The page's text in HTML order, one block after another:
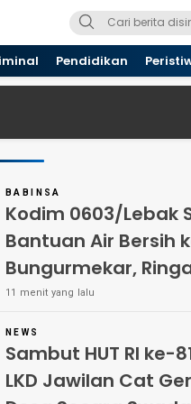
Pendidikan
BABINSA
Kodim 0603/Lebak
Bantuan Air Bersih
Bungurmekar,
Warga Terdampak
11 menit yang lalu
NEWS
Sambut HUT RI ke-
LKD Jawilan Cat